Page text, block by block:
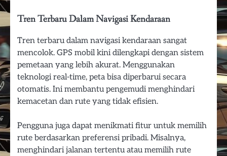
Tren Terbaru Dalam Navigasi Kendaraan
Tren terbaru dalam navigasi kendaraan sangat
mencolok. GPS mobil kini dilengkapi dengan sistem
pemetaan yang lebih akurat. Menggunakan
teknologi real-time, peta bisa diperbarui secara
otomatis. Ini membantu pengemudi menghindari
kemacetan dan rute yang tidak efisien.
Pengguna juga dapat menikmati fitur untuk memilih
rute berdasarkan preferensi pribadi. Misalnya,
menghindari jalanan tertentu atau memilih rute